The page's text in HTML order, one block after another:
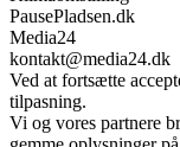
PausePladsen.dk
Media24
kontakt@media24.dk
Ved at fortsætte
tilpasning.
Vi og vores partnere